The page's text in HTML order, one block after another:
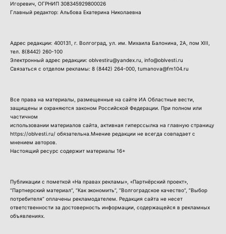
Игоревич, ОГРНИП 308345929800026
Главный редактор: Альбова Екатерина Николаевна
Адрес редакции: 400131, г. Волгоград, ул. им. Михаила Балонина, 2А, пом XIII,
тел. 8(8442) 260-100
Электронный адрес редакции: oblvestiru@yandex.ru, info@oblvesti.ru
Связаться с отделом рекламы: 8 (8442) 264-000 , tumanova@fm104.ru
Все права на материалы, размещенные на сайте ИА Областные вести,
защищены и охраняются законом Российской Федерации. При полном или
частичном
использовании материалов сайта, активная гиперссылка на главную страницу
https://oblvesti.ru/ обязательна.Мнение редакции не всегда совпадает с
мнением авторов.
Настоящий ресурс содержит материалы 16+
Публикации с пометкой «На правах рекламы», «Партнёрский проект»,
“Партнерский материал”, “Как экономить”, “Волгоградское качество”, “Выбор
потребителя” оплачены рекламодателем. Редакция сайта не несет
ответственности за достоверность информации, содержащейся в рекламных
объявлениях.